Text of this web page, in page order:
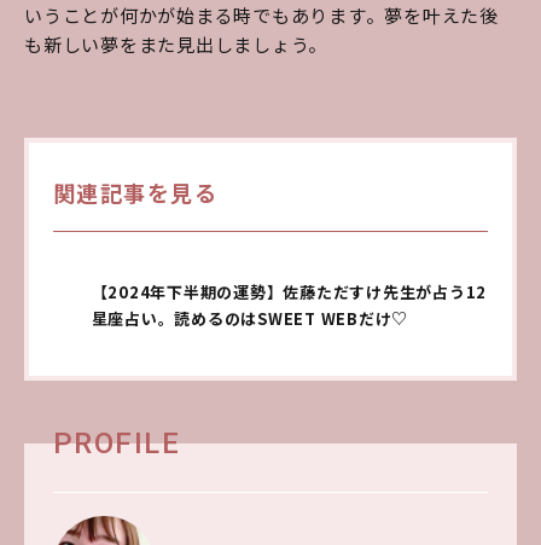
いうことが何かが始まる時でもあります。夢を叶えた後
も新しい夢をまた見出しましょう。
関連記事を見る
【2024年下半期の運勢】佐藤ただすけ先生が占う12
星座占い。読めるのはSWEET WEBだけ♡
PROFILE